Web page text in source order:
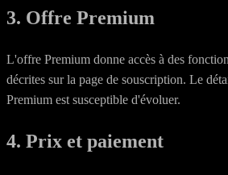
3. Offre Premium
L'offre Premium donne accès à des
décrites sur la page de souscription. Le
Premium est susceptible d'évoluer.
4. Prix et paiement